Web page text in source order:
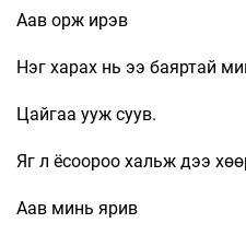
Аав орж ирэв
Нэг харах нь ээ баяртай
Цайгаа ууж суув.
Яг л ёсоороо хальж дээ
Аав минь ярив